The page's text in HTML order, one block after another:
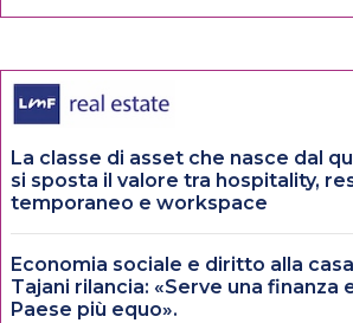
La classe di asset che nasce dal
si sposta il valore tra hospitality,
temporaneo e workspace
Economia sociale e diritto alla
Tajani rilancia: «Serve una finanza
Paese più equo».